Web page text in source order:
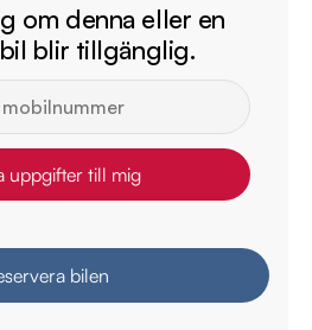
om denna eller en
blir tillgänglig.
uppgifter till mig
bilen